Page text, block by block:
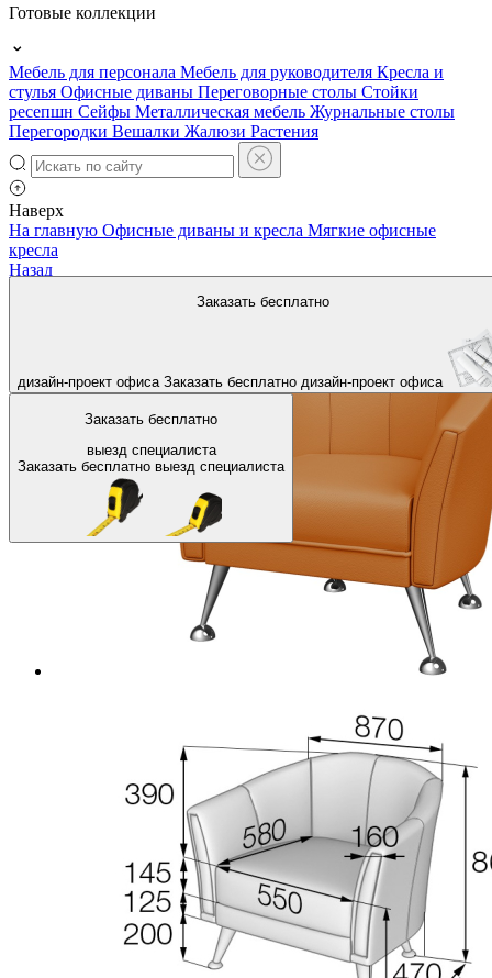
Готовые коллекции
Мебель для персонала Мебель для руководителя Кресла и
стулья Офисные диваны Переговорные столы Стойки
ресепшн Сейфы Металлическая мебель Журнальные столы
Перегородки Вешалки Жалюзи Растения
Наверх
Заказать бесплатно
дизайн-проект офиса Заказать бесплатно дизайн-проект офиса
Заказать бесплатно
выезд специалиста
Заказать бесплатно выезд специалиста
На главную Офисные диваны и кресла Мягкие офисные
кресла
Назад